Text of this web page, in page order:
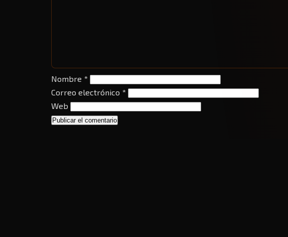
Nombre *
Correo electrónico *
Web